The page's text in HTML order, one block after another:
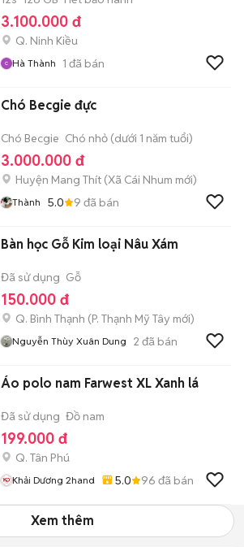
3.100.000 đ
Q. Ninh Kiều
Hà Thành 1 đã bán
Chó Becgie đực
Chó Becgie Chó nhỏ (dưới 1 năm tuổi)
3.000.000 đ
Huyện Mang Thít (Xã Cái Nhum mới)
Thành 5.0 9 đã bán
Bàn học Gỗ Kim loại Nâu Xám
Đã sử dụng Gỗ
150.000 đ
Q. Bình Thạnh (P. Thạnh Mỹ Tây mới)
Nguyễn Thùy Xuân Dung 2 đã bán
Áo polo nam Farwest XL Xanh lá
Đã sử dụng Đồ nam
199.000 đ
Q. Tân Phú
Khải Dương 2hand 5.0 96 đã bán
Xem thêm